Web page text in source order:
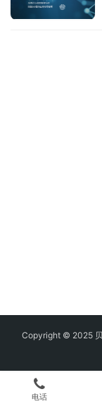
Copyright © 2025
电话